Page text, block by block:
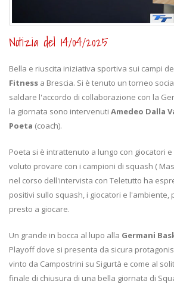
Notizia del 14/04/2025
Bella e riuscita iniziativa sportiva sui campi
Fitness a Brescia. Si è tenuto un torneo
saldare l'accordo di collaborazione con la
la giornata sono intervenuti Amedeo Dalla
Poeta (coach).
Poeta si è intrattenuto a lungo con giocatori
voluto provare con i campioni di squash (
nel corso dell'intervista con Teletutto ha
positivi sullo squash, i giocatori e
presto a giocare.
Un grande in bocca al lupo alla Germani
Playoff dove si presenta da sicura
vinto da Campostrini su Sigurtà e come al
finale di chiusura di una bella giornata di